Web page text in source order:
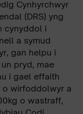
Cynhyrchwyr
(DRS) yng
cynyddol i
a symud
gan helpu i
pryd, mae
i gael effaith
o wirfoddolwyr a
o wastraff,